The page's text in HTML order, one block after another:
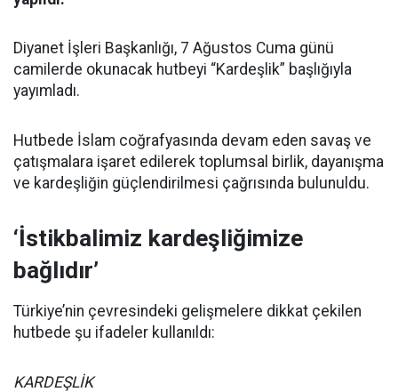
Diyanet İşleri Başkanlığı, 7 Ağustos Cuma günü
camilerde okunacak hutbeyi “Kardeşlik” başlığıyla
yayımladı.
Hutbede İslam coğrafyasında devam eden savaş ve
çatışmalara işaret edilerek toplumsal birlik, dayanışma
ve kardeşliğin güçlendirilmesi çağrısında bulunuldu.
‘İstikbalimiz kardeşliğimize
bağlıdır’
Türkiye’nin çevresindeki gelişmelere dikkat çekilen
hutbede şu ifadeler kullanıldı:
KARDEŞLİK